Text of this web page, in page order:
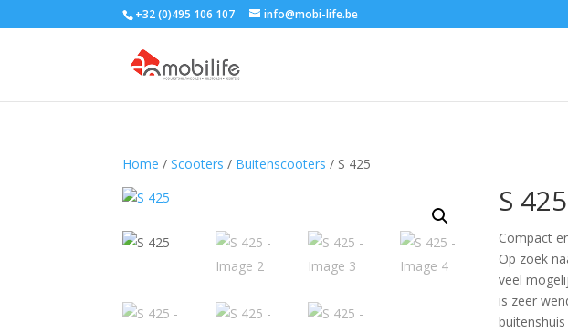
+32 (0)495 106 107 info@mobi-life.be
Home /Scooters / Buitenscooters / S 425
S 425
Compact
Op zoek
veel
is zeer